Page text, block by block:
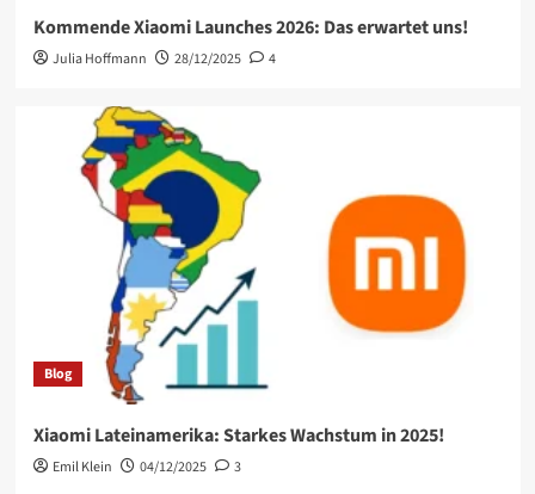
Kommende Xiaomi Launches 2026: Das erwartet uns!
Julia Hoffmann 28/12/2025 4
Blog
Xiaomi Lateinamerika: Starkes Wachstum in 2025!
Emil Klein 04/12/2025 3